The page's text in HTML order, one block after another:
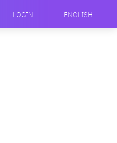
LOGIN ENGLISH